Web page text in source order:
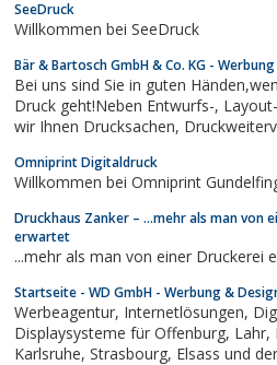
SeeDruck
Willkommen bei SeeDruck
Bär & Bartosch GmbH & Co. KG -
Bei uns sind Sie in guten
Druck geht!Neben Entwurfs-, Layout- und Satz-arbeiten bieten
wir Ihnen Drucksachen, Druckweiterverarbeitung und
Hompage.Fragen Sie jederzeit
Sie einen Termin mit uns - Ihre...
Omniprint Digitaldruck
Willkommen bei Omniprint
Druckhaus Zanker – …mehr als man von
erwartet
...mehr als man von einer Druckerei
Startseite - WD GmbH - Werbung &
Werbeagentur, Internetlösungen, Digitaldruck, Werbetechnik,
Displaysysteme für Offenburg, Lahr, Baden-Baden, Kehl, Rust,
Karlsruhe, Strasbourg,